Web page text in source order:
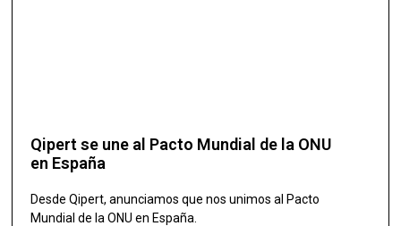
Qipert se une al Pacto Mundial de la ONU
en España
Desde Qipert, anunciamos que nos unimos al Pacto
Mundial de la ONU en España.